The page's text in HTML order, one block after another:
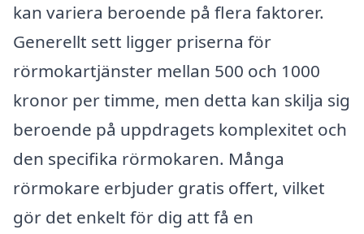
kan variera beroende på flera faktorer.
Generellt sett ligger priserna för
rörmokartjänster mellan 500 och 1000
kronor per timme, men detta kan skilja sig
beroende på uppdragets komplexitet och
den specifika rörmokaren. Många
rörmokare erbjuder gratis offert, vilket
gör det enkelt för dig att få en